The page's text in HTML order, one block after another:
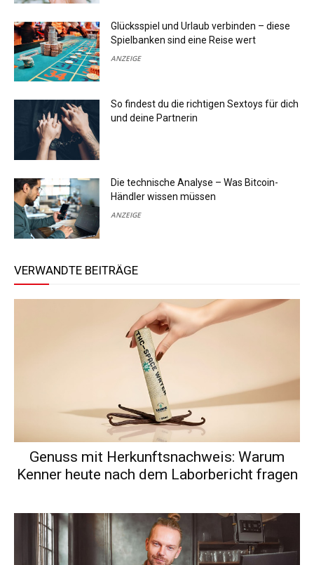
Glücksspiel und Urlaub verbinden – diese
Spielbanken sind eine Reise wert
ANZEIGE
So findest du die richtigen Sextoys für dich
und deine Partnerin
Die technische Analyse – Was Bitcoin-
Händler wissen müssen
ANZEIGE
VERWANDTE BEITRÄGE
Genuss mit Herkunftsnachweis: Warum
Kenner heute nach dem Laborbericht fragen